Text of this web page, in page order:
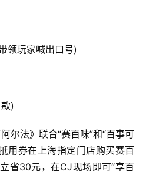
领玩家喊出口号)
)
尔法》联合“赛百味”和“百事可
用券在上海指定门店购买赛百
省30元，在CJ现场即可“享百